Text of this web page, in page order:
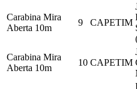
Carabina Mira
Aberta 10m
9 CAPETIM
Carabina Mira
Aberta 10m
10 CAPETIM